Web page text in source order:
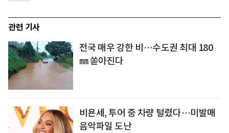
관련 기사
전국 매우 강한 비…수도권 최대 180
㎜ 쏟아진다
비욘세, 투어 중 차량 털렸다…미발매
음악파일 도난